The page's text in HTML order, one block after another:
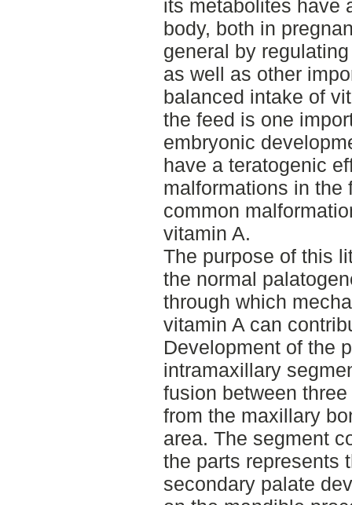
its metabolites have
body, both in
general by
as well as other
balanced intake of
the feed is one
embryonic
have a teratogenic
malformations in the
common
vitamin A.
The purpose of this
the normal
through which
vitamin A can
Development of the
intramaxillary
fusion between
from the maxillary
area. The segment
the parts represents
secondary palate